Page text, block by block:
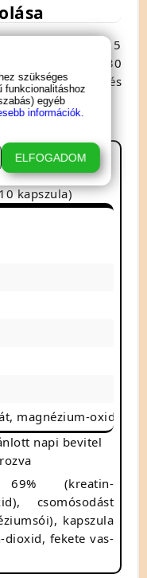
3g, amelyet 5
szedje 30
reggel és
adatai
kapszula)
magnézium-oxid)
napi bevitel
69% (kreatin-
csomósodást
kapszula
dioxid, fekete vas-
szükséges
funkcionalitáshoz
egyéb
információk.
ELFOGADOM